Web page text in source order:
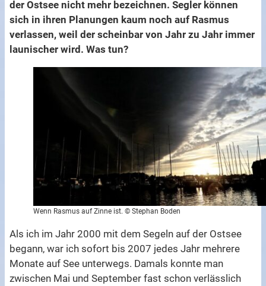
der Ostsee nicht mehr bezeichnen. Segler können
sich in ihren Planungen kaum noch auf Rasmus
verlassen, weil der scheinbar von Jahr zu Jahr immer
launischer wird. Was tun?
Wenn Rasmus auf Zinne ist. © Stephan Boden
Als ich im Jahr 2000 mit dem Segeln auf der Ostsee
begann, war ich sofort bis 2007 jedes Jahr mehrere
Monate auf See unterwegs. Damals konnte man
zwischen Mai und September fast schon verlässlich